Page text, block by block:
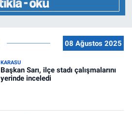
08 Ağustos 2025
KARASU
Başkan Sarı, ilçe stadı çalışmalarını
yerinde inceledi